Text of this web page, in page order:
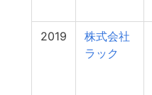
2019
株式会社
ラック